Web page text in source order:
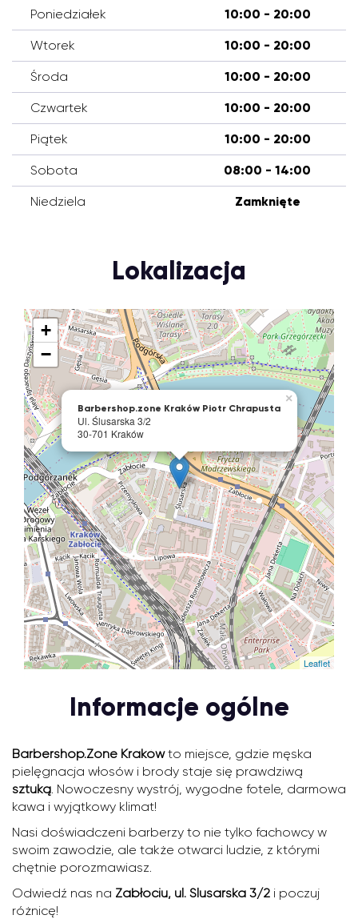
Poniedziałek 10:00 - 20:00
Wtorek 10:00 - 20:00
Środa 10:00 - 20:00
Czwartek 10:00 - 20:00
Piątek 10:00 - 20:00
Sobota 08:00 - 14:00
Niedziela Zamknięte
Lokalizacja
Barbershop.zone Kraków Piotr Chrapusta
Ul. Ślusarska 3/2
30-701 Kraków
×
+
−
Leaflet
Informacje ogólne
Barbershop.Zone Krakówto miejsce, gdzie męska
pielęgnacja włosów i brody staje się prawdziwą
sztuką. Nowoczesny wystrój, wygodne fotele, darmowa
kawa i wyjątkowy klimat!
Nasi doświadczeni barberzy to nie tylko fachowcy w
swoim zawodzie, ale także otwarci ludzie, z którymi
chętnie porozmawiasz.
Odwiedź nas na Zabłociu, ul. Ślusarska 3/2 i poczuj
różnicę!